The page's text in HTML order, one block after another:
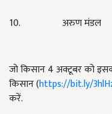
10. अरुण मंडल
जो किसान 4 अक्टूबर को
किसान (https://bit.ly/
करें.